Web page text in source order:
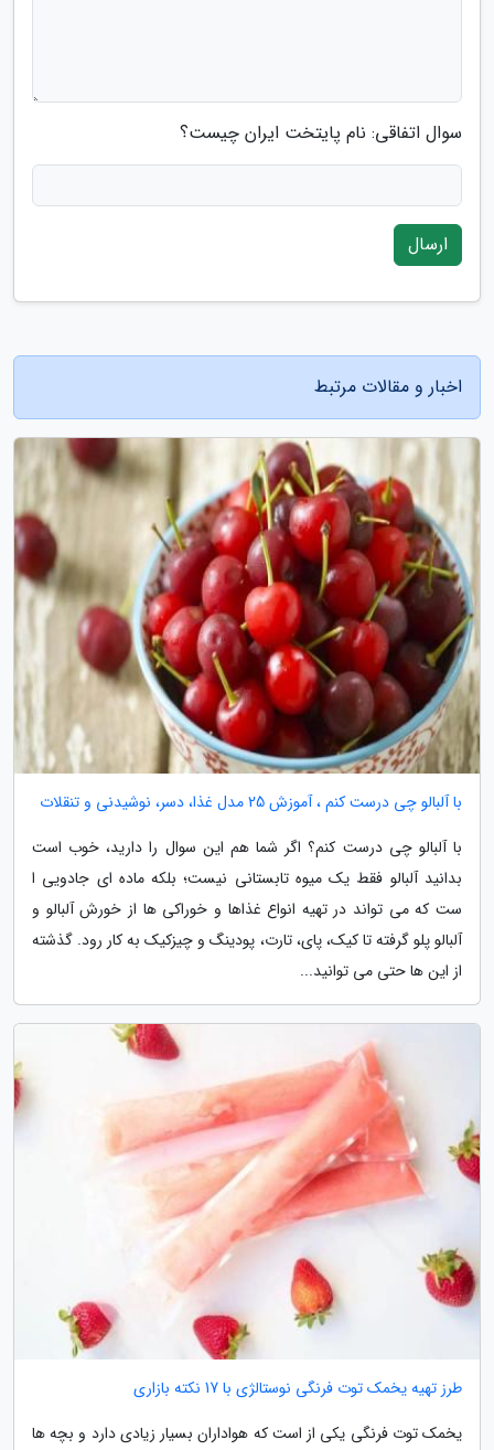
سوال اتفاقی: نام پایتخت ایران چیست؟
ارسال
اخبار و مقالات مرتبط
با آلبالو چی درست کنم ، آموزش 25 مدل غذا، دسر، نوشیدنی و تنقلات
با آلبالو چی درست کنم؟ اگر شما هم این سوال را دارید، خوب است
بدانید آلبالو فقط یک میوه تابستانی نیست؛ بلکه ماده ای جادویی ا
ست که می تواند در تهیه انواع غذاها و خوراکی ها از خورش آلبالو و
آلبالو پلو گرفته تا کیک، پای، تارت، پودینگ و چیزکیک به کار رود. گذشته
از این ها حتی می توانید...
طرز تهیه یخمک توت فرنگی نوستالژی با 17 نکته بازاری
یخمک توت فرنگی یکی از است که هواداران بسیار زیادی دارد و بچه ها